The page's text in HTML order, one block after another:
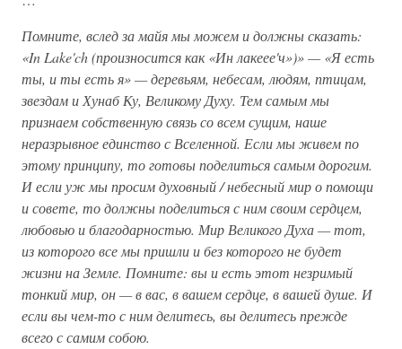
Помните, вслед за майя мы можем и должны сказать:
«In Lake'ch (произносится как «Ин лакеее'ч»)» — «Я есть
ты, и ты есть я» — деревьям, небесам, людям, птицам,
звездам и Хунаб Ку, Великому Духу. Тем самым мы
признаем собственную связь со всем сущим, наше
неразрывное единство с Вселенной. Если мы живем по
этому принципу, то готовы поделиться самым дорогим.
И если уж мы просим духовный / небесный мир о помощи
и совете, то должны поделиться с ним своим сердцем,
любовью и благодарностью. Мир Великого Духа — тот,
из которого все мы пришли и без которого не будет
жизни на Земле. Помните: вы и есть этот незримый
тонкий мир, он — в вас, в вашем сердце, в вашей душе. И
если вы чем-то с ним делитесь, вы делитесь прежде
всего с самим собою.